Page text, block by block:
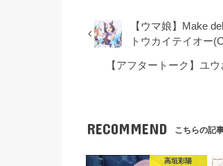
【ウマ娘】Make
トウカイテイオー
【アフタートーク】ユ
RECOMMEND こちらの記
高垣彩陽